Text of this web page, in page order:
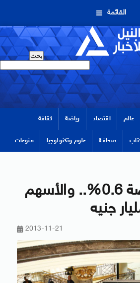
القائمة
عالم اقتصاد رياضة ثقافة
صحافة علوم وتكنولوجيا منوعات
تراجع البورصة 0.6%.. والأسهم
2013-11-21